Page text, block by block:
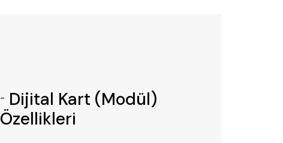
- Dijital Kart (Modül)
Özellikleri